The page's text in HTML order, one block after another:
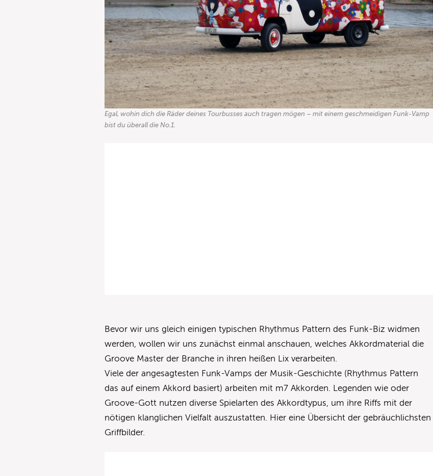
Egal, wohin dich die Räder deines Tourbusses auch tragen mögen – mit einem geschmeidigen Funk-Vamp
bist du überall die No.1.
Bevor wir uns gleich einigen typischen Rhythmus Pattern des Funk-Biz widmen
werden, wollen wir uns zunächst einmal anschauen, welches Akkordmaterial die
Groove Master der Branche in ihren heißen Lix verarbeiten.
Viele der angesagtesten Funk-Vamps der Musik-Geschichte (Rhythmus Pattern
das auf einem Akkord basiert) arbeiten mit m7 Akkorden. Legenden wie oder
Groove-Gott nutzen diverse Spielarten des Akkordtypus, um ihre Riffs mit der
nötigen klanglichen Vielfalt auszustatten. Hier eine Übersicht der gebräuchlichsten
Griffbilder.